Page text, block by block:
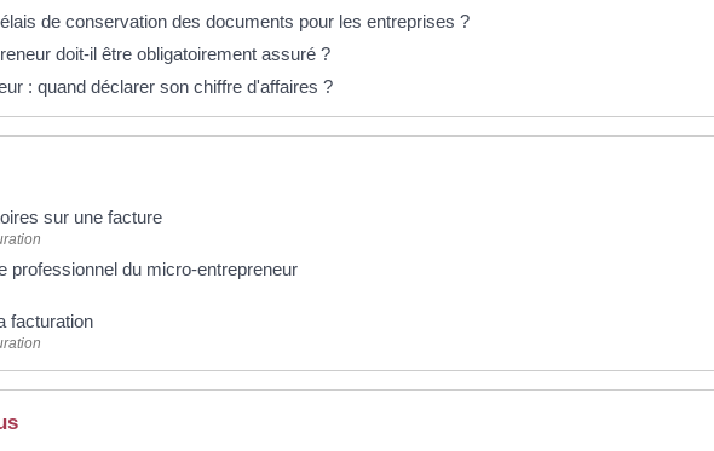
de conservation des documents pour les entreprises ?
doit-il être obligatoirement assuré ?
: quand déclarer son chiffre d'affaires ?
sur une facture
professionnel du micro-entrepreneur
facturation